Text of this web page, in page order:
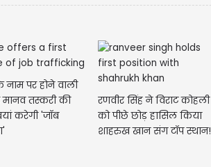
नाम पर होने वाली
तस्करी की
करेगी 'जॉब
रणवीर सिंह ने विराट कोहली
को पीछे छोड़ हासिल किया
शाहरुख खान संग टॉप स्थान!